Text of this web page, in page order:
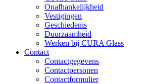
Onafhankelijkheid
Vestigingen
Geschiedenis
Duurzaamheid
Werken bij CURA Glass
Contact
Contactgegevens
Contactpersonen
Contactformulier